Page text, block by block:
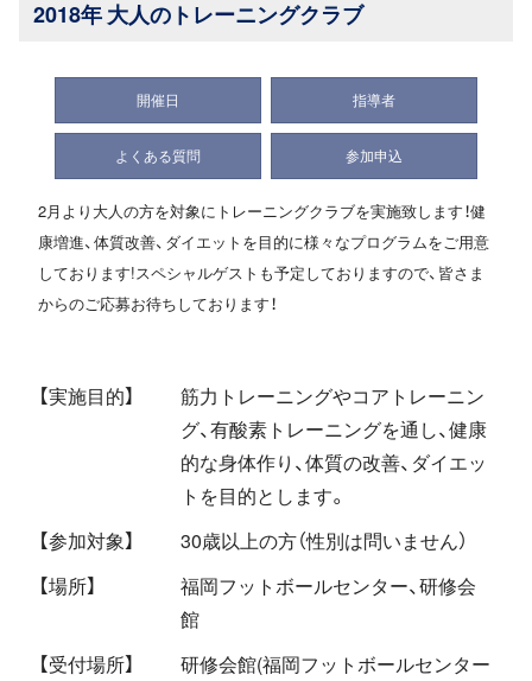
2018年 大人のトレーニングクラブ
開催日 指導者
よくある質問 参加申込
2月より大人の方を対象にトレーニングクラブを実施致します！健
康増進、体質改善、ダイエットを目的に様々なプログラムをご用意
しております!スペシャルゲストも予定しておりますので、皆さま
からのご応募お待ちしております！
【実施目的】
筋力トレーニングやコアトレーニン
グ、有酸素トレーニングを通し、健康
的な身体作り、体質の改善、ダイエッ
トを目的とします。
【参加対象】
30歳以上の方（性別は問いません）
【場所】
福岡フットボールセンター、研修会
館
【受付場所】
研修会館(福岡フットボールセンター